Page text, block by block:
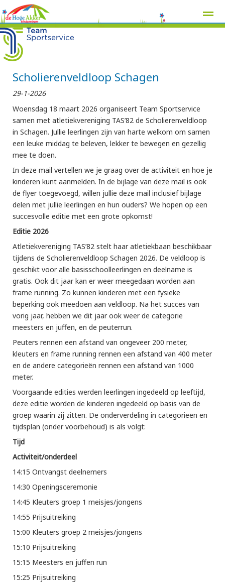
Home Zoeken Nieuws
Scholierenveldloop Schagen
29-1-2026
Woensdag 18 maart 2026 organiseert Team Sportservice
samen met atletiekvereniging TAS’82 de Scholierenveldloop
in Schagen. Jullie leerlingen zijn van harte welkom om samen
een leuke middag te beleven, lekker te bewegen en gezellig
mee te doen.
In deze mail vertellen we je graag over de activiteit en hoe je
kinderen kunt aanmelden. In de bijlage van deze mail is ook
de flyer toegevoegd, willen jullie deze mail inclusief bijlage
delen met jullie leerlingen en hun ouders? We hopen op een
succesvolle editie met een grote opkomst!
Editie 2026
Atletiekvereniging TAS’82 stelt haar atletiekbaan beschikbaar
tijdens de Scholierenveldloop Schagen 2026. De veldloop is
geschikt voor alle basisschoolleerlingen en deelname is
gratis. Ook dit jaar kan er weer meegedaan worden aan
frame running. Zo kunnen kinderen met een fysieke
beperking ook meedoen aan veldloop. Na het succes van
vorig jaar, hebben we dit jaar ook weer de categorie
meesters en juffen, en de peuterrun.
Peuters rennen een afstand van ongeveer 200 meter,
kleuters en frame running rennen een afstand van 400 meter
en de andere categorieën rennen een afstand van 1000
meter.
Voorgaande edities werden leerlingen ingedeeld op leeftijd,
deze editie worden de kinderen ingedeeld op basis van de
groep waarin zij zitten. De onderverdeling in categorieën en
tijdsplan (onder voorbehoud) is als volgt:
Tijd
Activiteit/onderdeel
14:15 Ontvangst deelnemers
14:30 Openingsceremonie
14:45 Kleuters groep 1 meisjes/jongens
14:55 Prijsuitreiking
15:00 Kleuters groep 2 meisjes/jongens
15:10 Prijsuitreiking
15:15 Meesters en juffen run
15:25 Prijsuitreiking